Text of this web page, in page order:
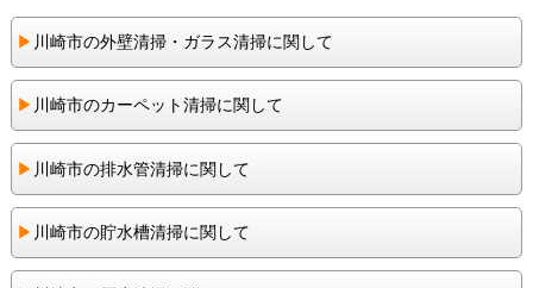
▶︎ 川崎市の外壁清掃・ガラス清掃に関して
▶︎ 川崎市のカーペット清掃に関して
▶︎ 川崎市の排水管清掃に関して
▶︎ 川崎市の貯水槽清掃に関して